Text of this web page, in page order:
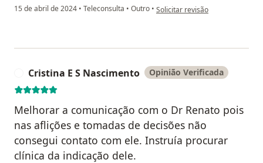
15 de abril de 2024 • Teleconsulta • Outro • na opinião do utilizador André
Solicitar revisão
Cristina E S Nascimento Opinião Verificada
Melhorar a comunicação com o Dr Renato pois
nas aflições e tomadas de decisões não
consegui contato com ele. Instruía procurar
clínica da indicação dele.